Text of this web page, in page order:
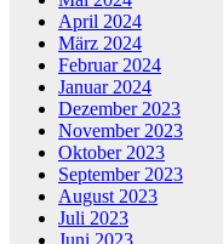
April 2024
März 2024
Februar 2024
Januar 2024
Dezember 2023
November 2023
Oktober 2023
September 2023
August 2023
Juli 2023
Juni 2023